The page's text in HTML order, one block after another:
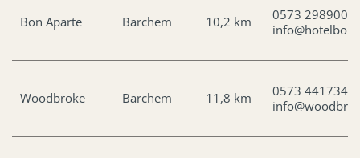
Bon Aparte Barchem 10,2 km
0573 298900
Woodbroke Barchem 11,8 km
0573 441734